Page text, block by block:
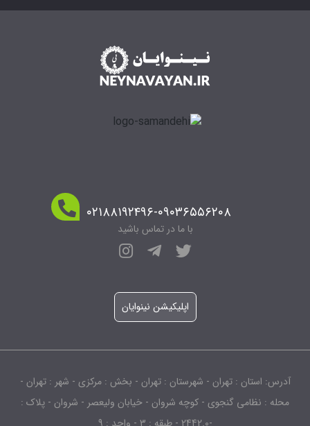
۰۲۱۸۸۱۹۲۴۹۶-۰۹۰۳۶۵۵۶۲۰۸
با ما در تماس باشید
اپلیکیشن نینوایان
آدرس: استان : تهران - شهرستان : تهران - بخش : مرکزی - شهر : تهران -
محله : نظامی گنجوی - کوچه شروان - خیابان ولیعصر - شروان - پلاک :